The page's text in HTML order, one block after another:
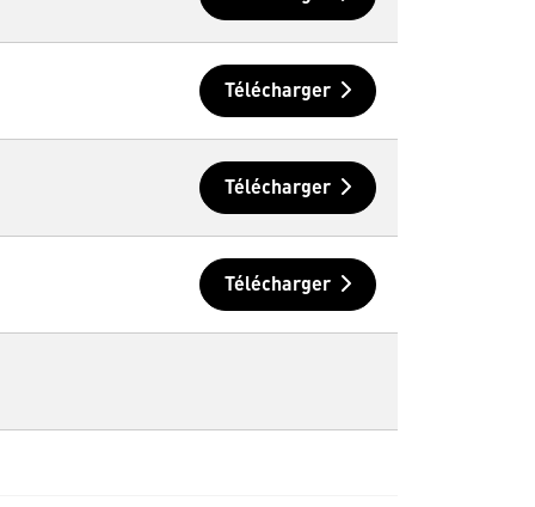
Télécharger
Télécharger
Télécharger